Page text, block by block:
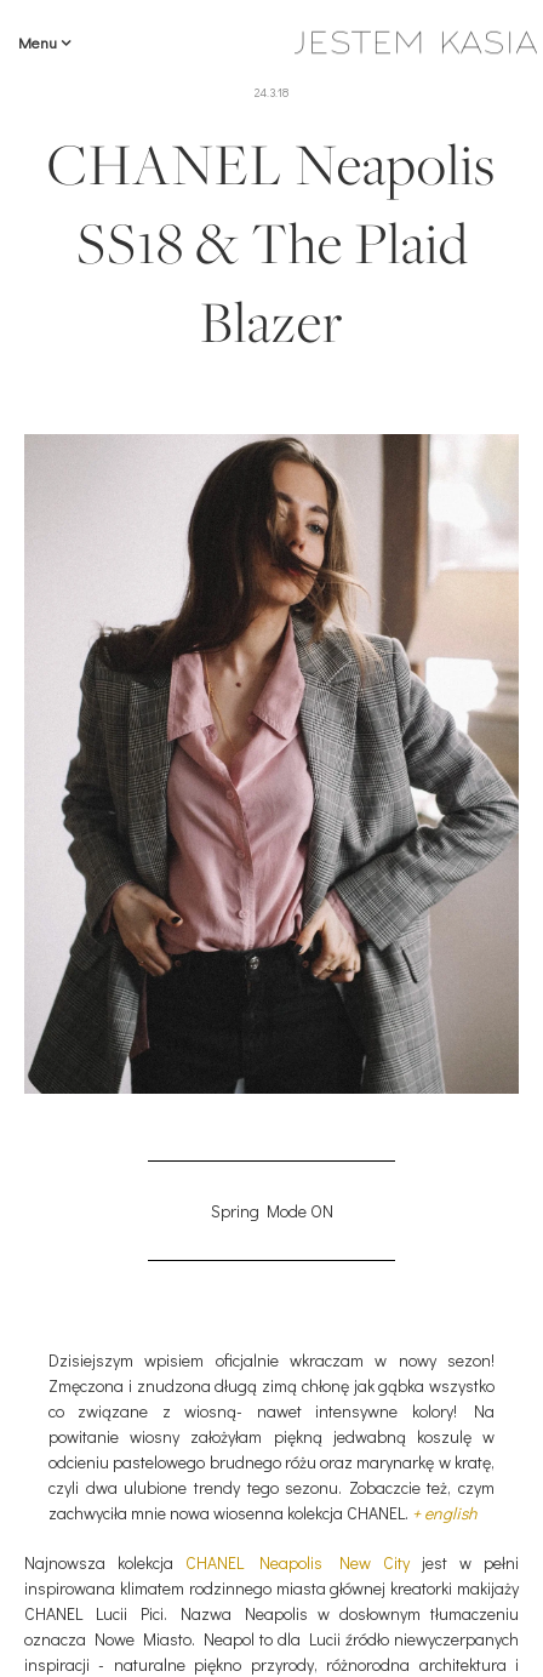
Menu
24.3.18
CHANEL Neapolis
SS18 & The Plaid
Blazer
Spring Mode ON
Dzisiejszym wpisiem oficjalnie wkraczam w nowy sezon!
Zmęczona i znudzona długą zimą chłonę jak gąbka wszystko
co związane z wiosną- nawet intensywne kolory! Na
powitanie wiosny założyłam piękną jedwabną koszulę w
odcieniu pastelowego brudnego różu oraz marynarkę w kratę,
czyli dwa ulubione trendy tego sezonu. Zobaczcie też, czym
zachwyciła mnie nowa wiosenna kolekcja CHANEL. + english
Najnowsza kolekcja CHANEL Neapolis New Cityjest w pełni
inspirowana klimatem rodzinnego miasta głównej kreatorki makijaży
CHANEL Lucii Pici. Nazwa Neapolis w dosłownym tłumaczeniu
oznacza Nowe Miasto. Neapol to dla Lucii źródło niewyczerpanych
inspiracji - naturalne piękno przyrody, różnorodna architektura i